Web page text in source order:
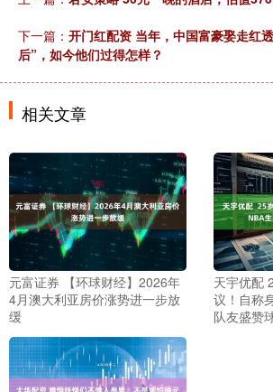
下一篇： 开门红配资 当年，中国富豪娶走红
后”，如今他们过得怎样？
相关文章
元富证券 【环球财经】2026年
4月澳大利亚房价涨势进一步放
缓
天宇优配
议！自称
队友盛赞